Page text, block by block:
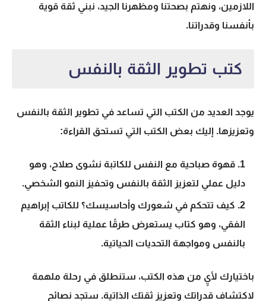
اللازمين، ونهتم بصحتنا ومظهرنا الجيد، نبني ثقة قوية
بأنفسنا وقدراتنا.
كتب تطوير الثقة بالنفس
يوجد العديد من الكتب التي تساعد في تطوير الثقة بالنفس
وتعزيزها. إليك بعض الكتب التي تستحق القراءة:
قهوة صباحية مع النفس للكاتبة نشوى صلاح، وهو
دليل عملي لتعزيز الثقة بالنفس وتحفيز النمو الشخصي.
كيف تتحكم في شعورك وأحاسيسك؟ للكاتب إبراهيم
الفقي، وهو كتاب يستعرض طرقًا عملية لبناء الثقة
بالنفس ومواجهة التحديات الحياتية.
باختيارك لأيٍ من هذه الكتب، ستنطلق في رحلة ملهمة
لاكتشاف قدراتك وتعزيز ثقتك الذاتية. ستجد نصائح